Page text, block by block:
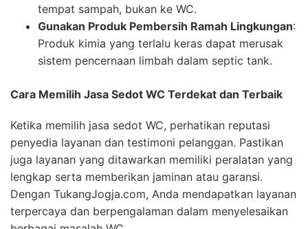
tempat sampah, bukan ke WC.
Gunakan Produk Pembersih Ramah Lingkungan:
Produk kimia yang terlalu keras dapat merusak
sistem pencernaan limbah dalam septic tank.
Cara Memilih Jasa Sedot WC Terdekat dan Terbaik
Ketika memilih jasa sedot WC, perhatikan reputasi
penyedia layanan dan testimoni pelanggan. Pastikan
juga layanan yang ditawarkan memiliki peralatan yang
lengkap serta memberikan jaminan atau garansi.
Dengan TukangJogja.com, Anda mendapatkan layanan
terpercaya dan berpengalaman dalam menyelesaikan